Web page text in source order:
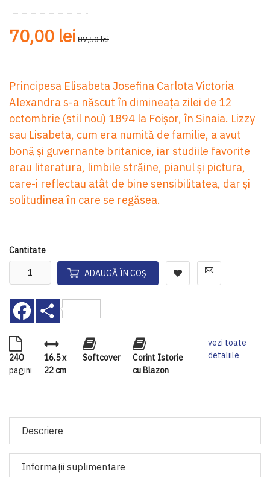
70,00 lei 87,50 lei
Principesa Elisabeta Josefina Carlota Victoria
Alexandra s-a născut în dimineața zilei de 12
octombrie (stil nou) 1894 la Foișor, în Sinaia. Lizzy
sau Lisabeta, cum era numită de familie, a avut
bonă și guvernante britanice, iar studiile favorite
erau literatura, limbile străine, pianul și pictura,
care-i reflectau atât de bine sensibilitatea, dar și
solitudinea în care se regăsea.
Cantitate
ADAUGĂ ÎN COȘ
Facebook
240
pagini
16.5 x
22 cm
Softcover
Corint Istorie
cu Blazon
vezi toate
detaliile
Descriere
Informaţii suplimentare